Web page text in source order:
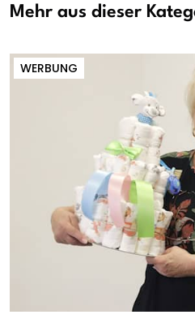
Mehr aus dieser
WERBUNG